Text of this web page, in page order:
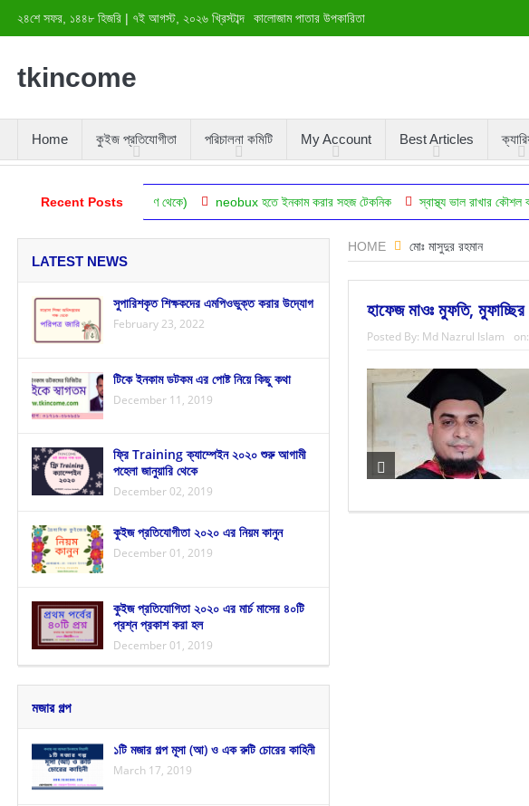
২৪শে সফর, ১৪৪৮ হিজরি | ৭ই আগস্ট, ২০২৬ খ্রিস্টাব্দ কালোজাম পাতার উপকারিতা
tkincome
Home কুইজ প্রতিযোগীতা পরিচালনা কমিটি My Account Best Articles
Recent Posts
(বিজ্ঞানের দৃষ্টিকোণ থেকে) neobux হতে ইনকাম করার সহজ টেকনিক স্বাস্থ্য ভাল রাখার কৌশল বা কোন
HOME মোঃ মাসুদুর রহমান
হাফেজ মাওঃ মুফতি,
Posted By: Md Nazrul Islam on:
LATEST NEWS
সুপারিশকৃত শিক্ষকদের এমপিওভুক্ত করার উদ্যোগ
February 23, 2022
টিকে ইনকাম ডটকম এর পোষ্ট নিয়ে কিছু কথা
December 11, 2019
ফ্রি Training ক্যাম্পেইন ২০২০ শুরু আগামী
পহেলা জানুয়ারি থেকে
December 02, 2019
কুইজ প্রতিযোগীতা ২০২০ এর নিয়ম কানুন
December 01, 2019
কুইজ প্রতিযোগিতা ২০২০ এর মার্চ মাসের ৪০টি
প্রশ্ন প্রকাশ করা হল
December 01, 2019
মজার গল্প
১টি মজার গল্প মূসা (আ) ও এক রুটি চোরের কাহিনী
March 17, 2019